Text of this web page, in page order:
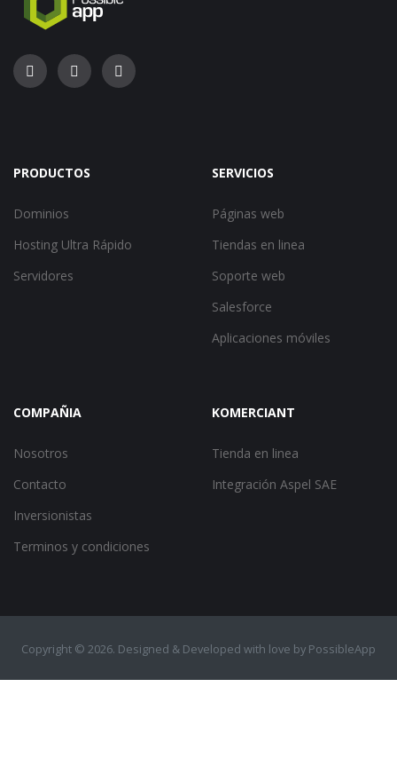
PRODUCTOS
Dominios
Hosting Ultra Rápido
Servidores
SERVICIOS
Páginas web
Tiendas en linea
Soporte web
Salesforce
Aplicaciones móviles
COMPAÑIA
Nosotros
Contacto
Inversionistas
Terminos y condiciones
KOMERCIANT
Tienda en linea
Integración Aspel SAE
Copyright © 2026. Designed & Developed with love by PossibleApp